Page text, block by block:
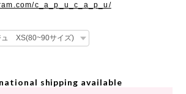
c_a_p_u_c_a_p_u/
shipping available